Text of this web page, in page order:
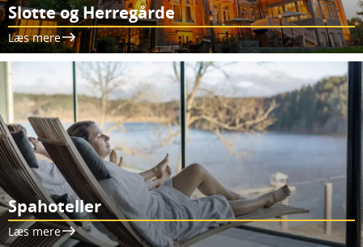
Slotte og Herregårde
Læs mere
Spahoteller
Læs mere